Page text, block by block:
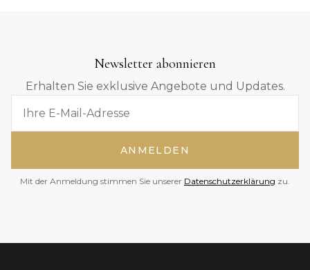
Newsletter abonnieren
Erhalten Sie exklusive Angebote und Updates.
ANMELDEN
Mit der Anmeldung stimmen Sie unserer Datenschutzerklärung zu.